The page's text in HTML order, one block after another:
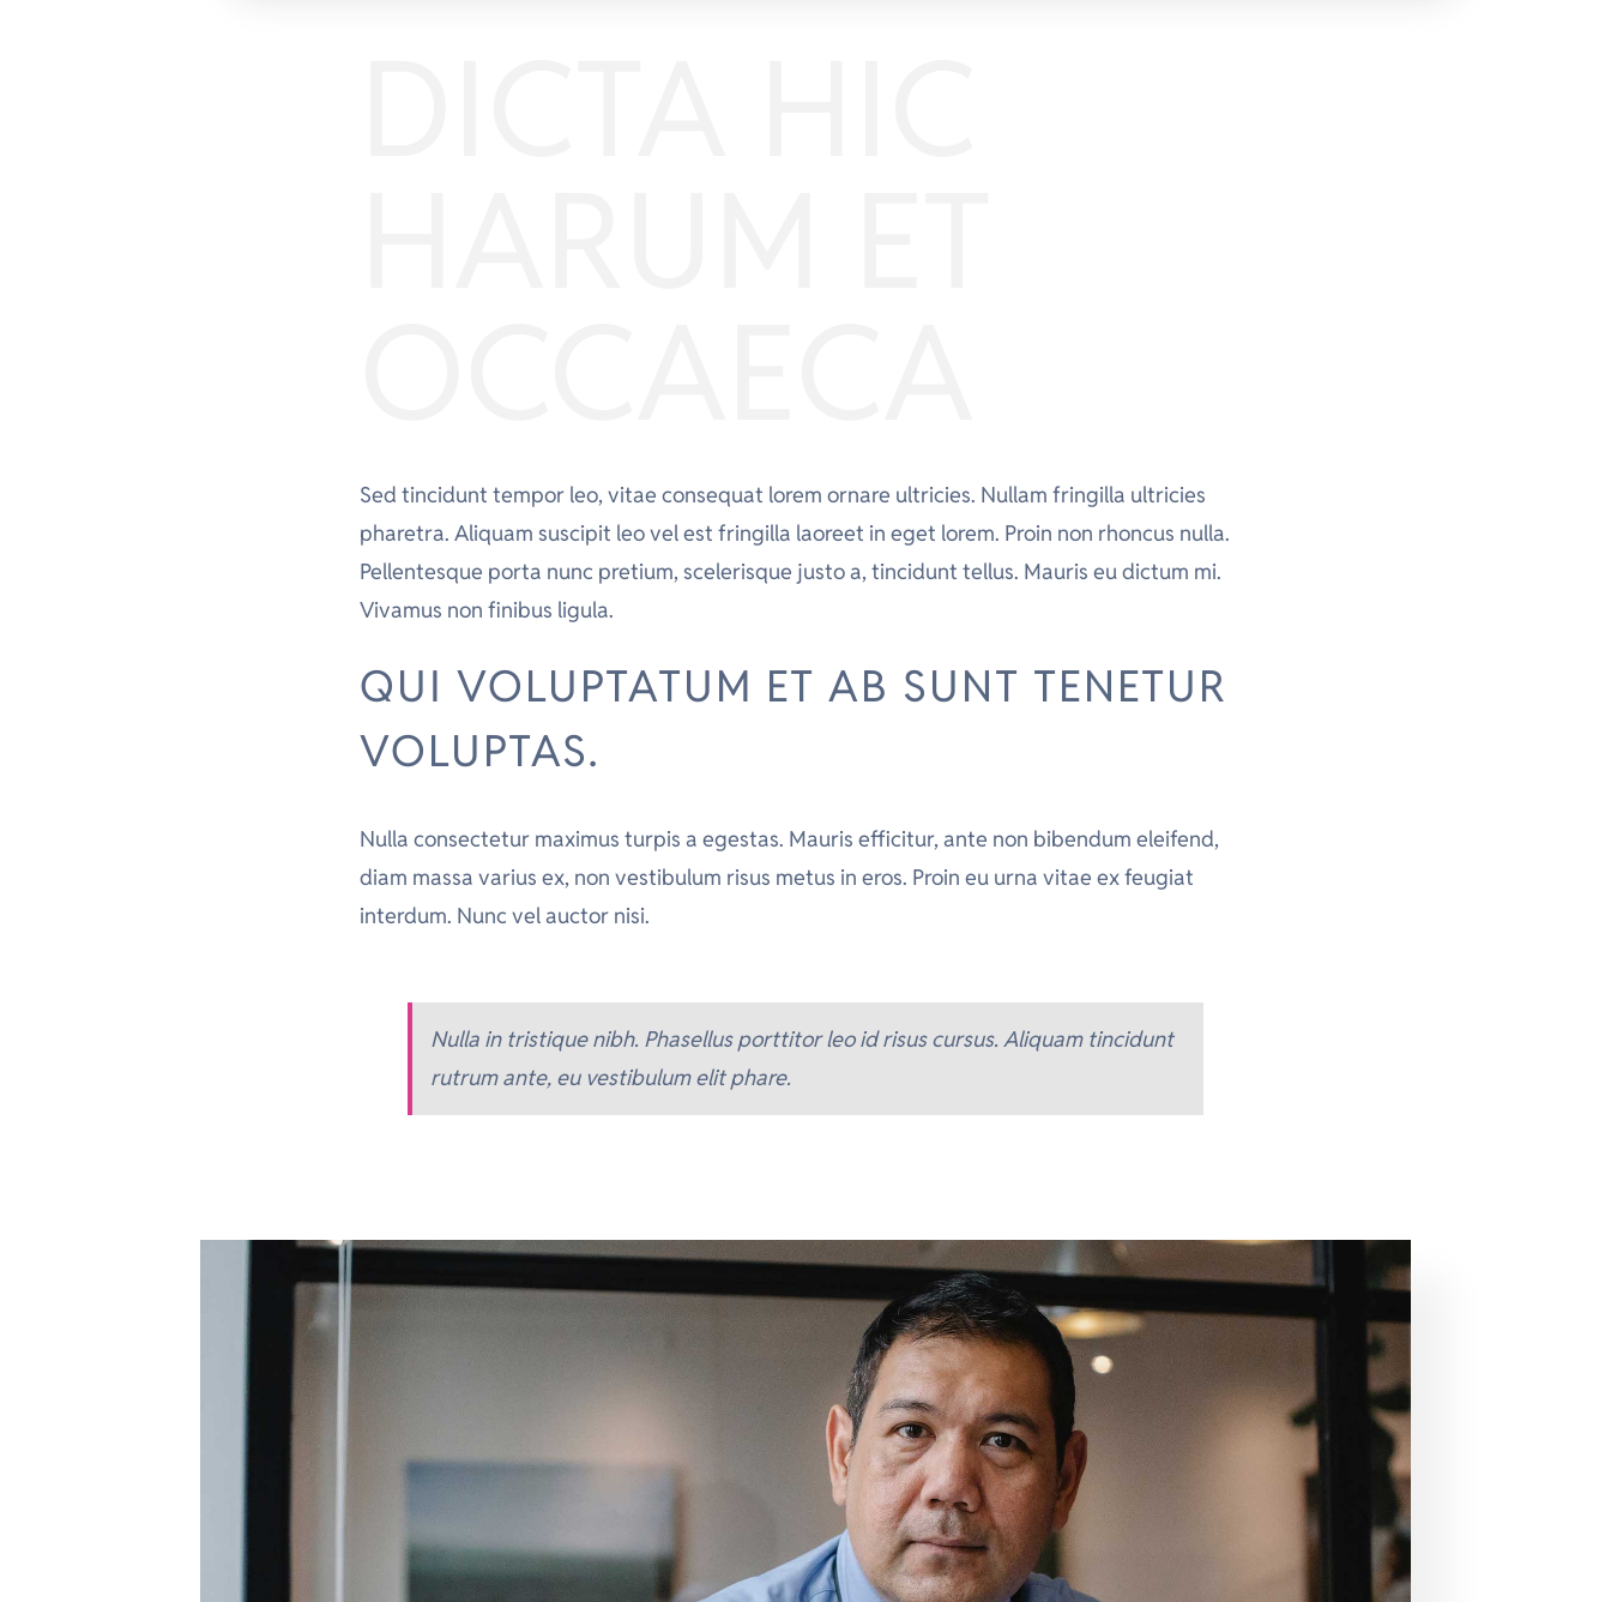
Sed tincidunt tempor leo, vitae consequat lorem ornare ultricies. Nullam fringilla ultricies
pharetra. Aliquam suscipit leo vel est fringilla laoreet in eget lorem. Proin non rhoncus nulla.
Pellentesque porta nunc pretium, scelerisque justo a, tincidunt tellus. Mauris eu dictum mi.
Vivamus non finibus ligula.
QUI VOLUPTATUM ET AB SUNT TENETUR
VOLUPTAS.
Nulla consectetur maximus turpis a egestas. Mauris efficitur, ante non bibendum eleifend,
diam massa varius ex, non vestibulum risus metus in eros. Proin eu urna vitae ex feugiat
interdum. Nunc vel auctor nisi.
Nulla in tristique nibh. Phasellus porttitor leo id risus cursus. Aliquam tincidunt
rutrum ante, eu vestibulum elit phare.